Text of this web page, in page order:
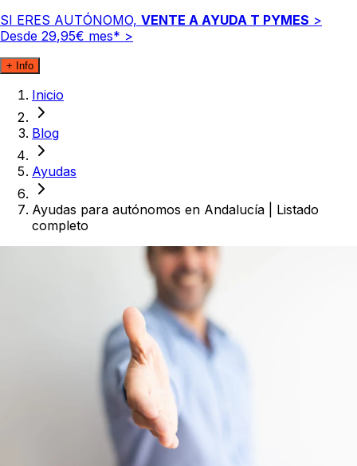
SI ERES AUTÓNOMO, VENTE A AYUDA T PYMES >
Desde 29,95€ mes* >
+ Info
Inicio
Blog
Ayudas
Ayudas para autónomos en Andalucía | Listado
completo